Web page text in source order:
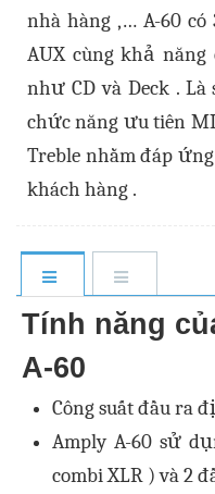
nhà hàng ,… A-60 có
AUX cùng khả
như CD và Deck .
chức năng ưu tiên
Treble nhằm đáp
khách hàng .
Tính năng
A-60
Công suất đầu ra
Amply A-60 sử
combi XLR ) và 2